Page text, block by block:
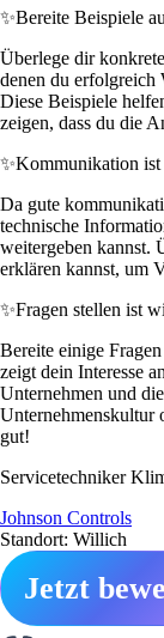
✨Bereite Beispiele
Überlege dir
denen du erfolgreich
Diese Beispiele
zeigen, dass du die
✨Kommunikation ist
Da gute
technische
weitergeben kannst.
erklären kannst, um
✨Fragen stellen ist
Bereite einige
zeigt dein Interesse
Unternehmen und
Unternehmenskultur
gut!
Servicetechniker
Johnson Controls
Standort: Willich
Jetzt